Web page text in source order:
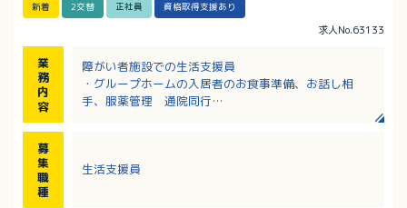
新着 2交替 正社員 資格取得支援あり
求人No.63133
業
務
内
容
障がい者施設での生活支援員
・グループホームの入居者のお食事準備、お話し相
手、服薬管理 通院同行
・パートスタッフの教育・サポート
募
集
職
種
生活支援員